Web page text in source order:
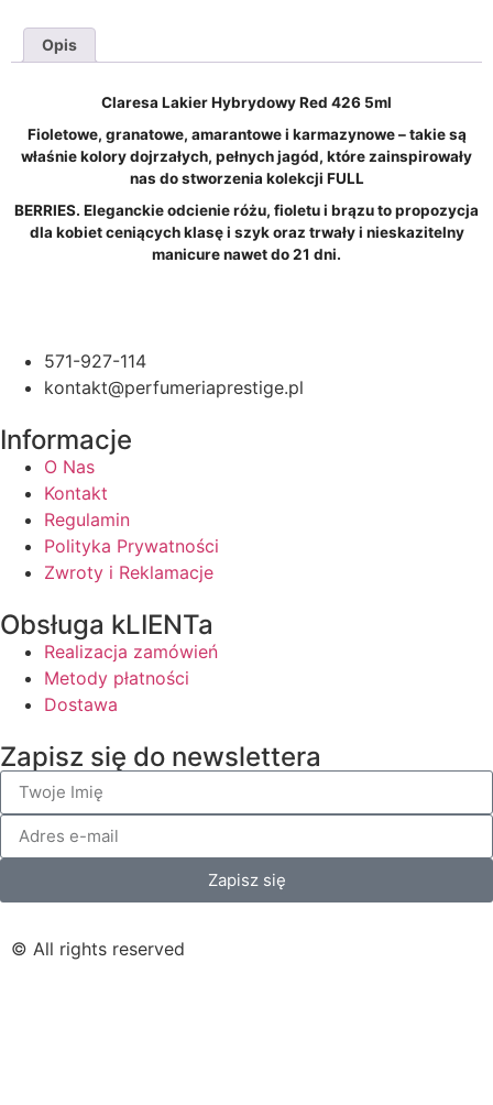
Opis
Claresa Lakier Hybrydowy Red 426 5ml
Fioletowe, granatowe, amarantowe i karmazynowe – takie są
właśnie kolory dojrzałych, pełnych jagód, które zainspirowały
nas do stworzenia kolekcji FULL
BERRIES. Eleganckie odcienie różu, fioletu i brązu to propozycja
dla kobiet ceniących klasę i szyk oraz trwały i nieskazitelny
manicure nawet do 21 dni.
571-927-114
kontakt@perfumeriaprestige.pl
Informacje
O Nas
Kontakt
Regulamin
Polityka Prywatności
Zwroty i Reklamacje
Obsługa kLIENTa
Realizacja zamówień
Metody płatności
Dostawa
Zapisz się do newslettera
Zapisz się
© All rights reserved